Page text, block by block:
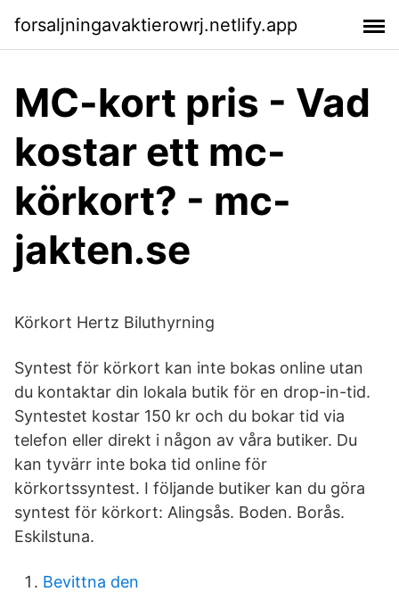
forsaljningavaktierowrj.netlify.app
MC-kort pris - Vad
kostar ett mc-
körkort? - mc-
jakten.se
Körkort Hertz Biluthyrning
Syntest för körkort kan inte bokas online utan
du kontaktar din lokala butik för en drop-in-tid.
Syntestet kostar 150 kr och du bokar tid via
telefon eller direkt i någon av våra butiker. Du
kan tyvärr inte boka tid online för
körkortssyntest. I följande butiker kan du göra
syntest för körkort: Alingsås. Boden. Borås.
Eskilstuna.
Bevittna den